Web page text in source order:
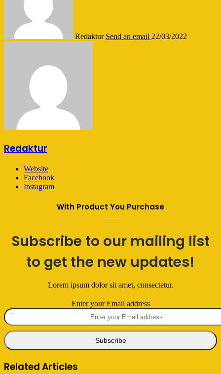
Redaktur Send an email 22/03/2022
Redaktur
Website
Facebook
Instagram
With Product You Purchase
Subscribe to our mailing list
to get the new updates!
Lorem ipsum dolor sit amet, consectetur.
Enter your Email address
Related Articles